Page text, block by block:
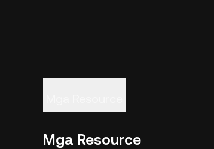
Mga Resource